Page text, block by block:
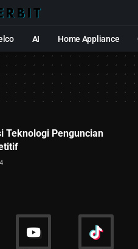
AI Home Appliance
Teknologi Penguncian